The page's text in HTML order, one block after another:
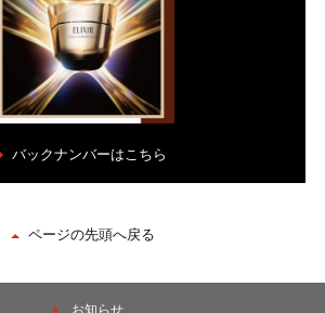
バックナンバーはこちら
ページの先頭へ戻る
お知らせ